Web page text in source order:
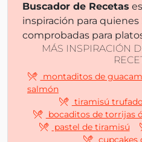
Buscador de Recetas
inspiración para
comprobadas para
MÁS INSPIRACIÓN
montaditos de
salmón
tiramisú
bocaditos de torrijas
pastel de tiramisú
cupcakes